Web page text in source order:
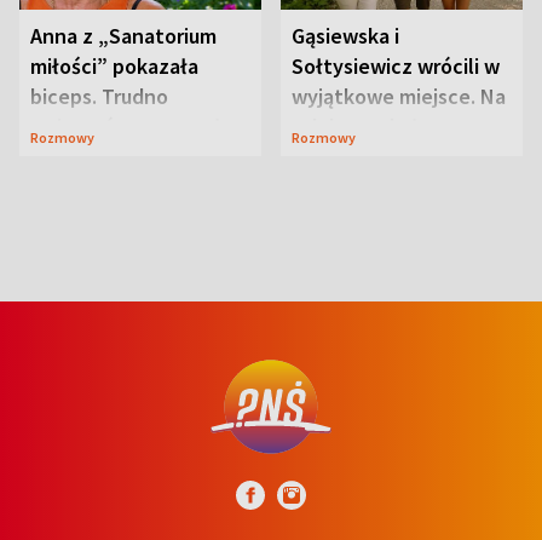
Anna z „Sanatorium
miłości” pokazała
biceps. Trudno
uwierzyć, co przeszła
Rozmowy
Gąsiewska i
Sołtysiewicz wrócili w
wyjątkowe miejsce. Na
szlaku czekał
Rozmowy